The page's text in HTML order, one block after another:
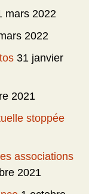
mars 2022
2022
31 janvier
2021
stoppée
associations
2021